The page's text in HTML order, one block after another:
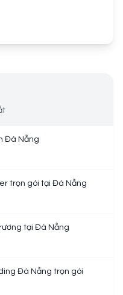
Đà Nẵng
trọn gói tại Đà Nẵng
tại Đà Nẵng
Đà Nẵng trọn gói